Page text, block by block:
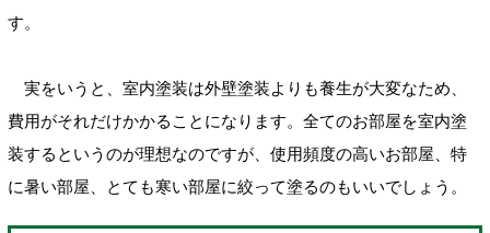
す。
実をいうと、室内塗装は外壁塗装よりも養生が大変なため、
費用がそれだけかかることになります。全てのお部屋を室内塗
装するというのが理想なのですが、使用頻度の高いお部屋、特
に暑い部屋、とても寒い部屋に絞って塗るのもいいでしょう。